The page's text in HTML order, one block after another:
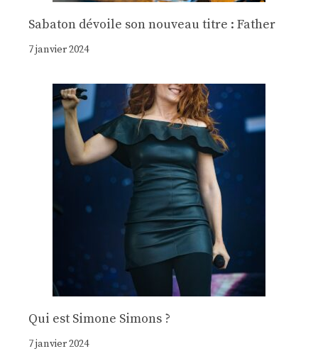
Sabaton dévoile son nouveau titre : Father
7 janvier 2024
Qui est Simone Simons ?
7 janvier 2024